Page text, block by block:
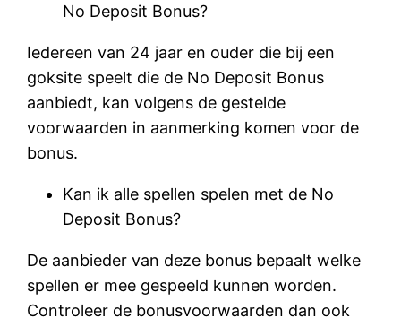
No Deposit Bonus?
Iedereen van 24 jaar en ouder die bij een
goksite speelt die de No Deposit Bonus
aanbiedt, kan volgens de gestelde
voorwaarden in aanmerking komen voor de
bonus.
Kan ik alle spellen spelen met de No
Deposit Bonus?
De aanbieder van deze bonus bepaalt welke
spellen er mee gespeeld kunnen worden.
Controleer de bonusvoorwaarden dan ook